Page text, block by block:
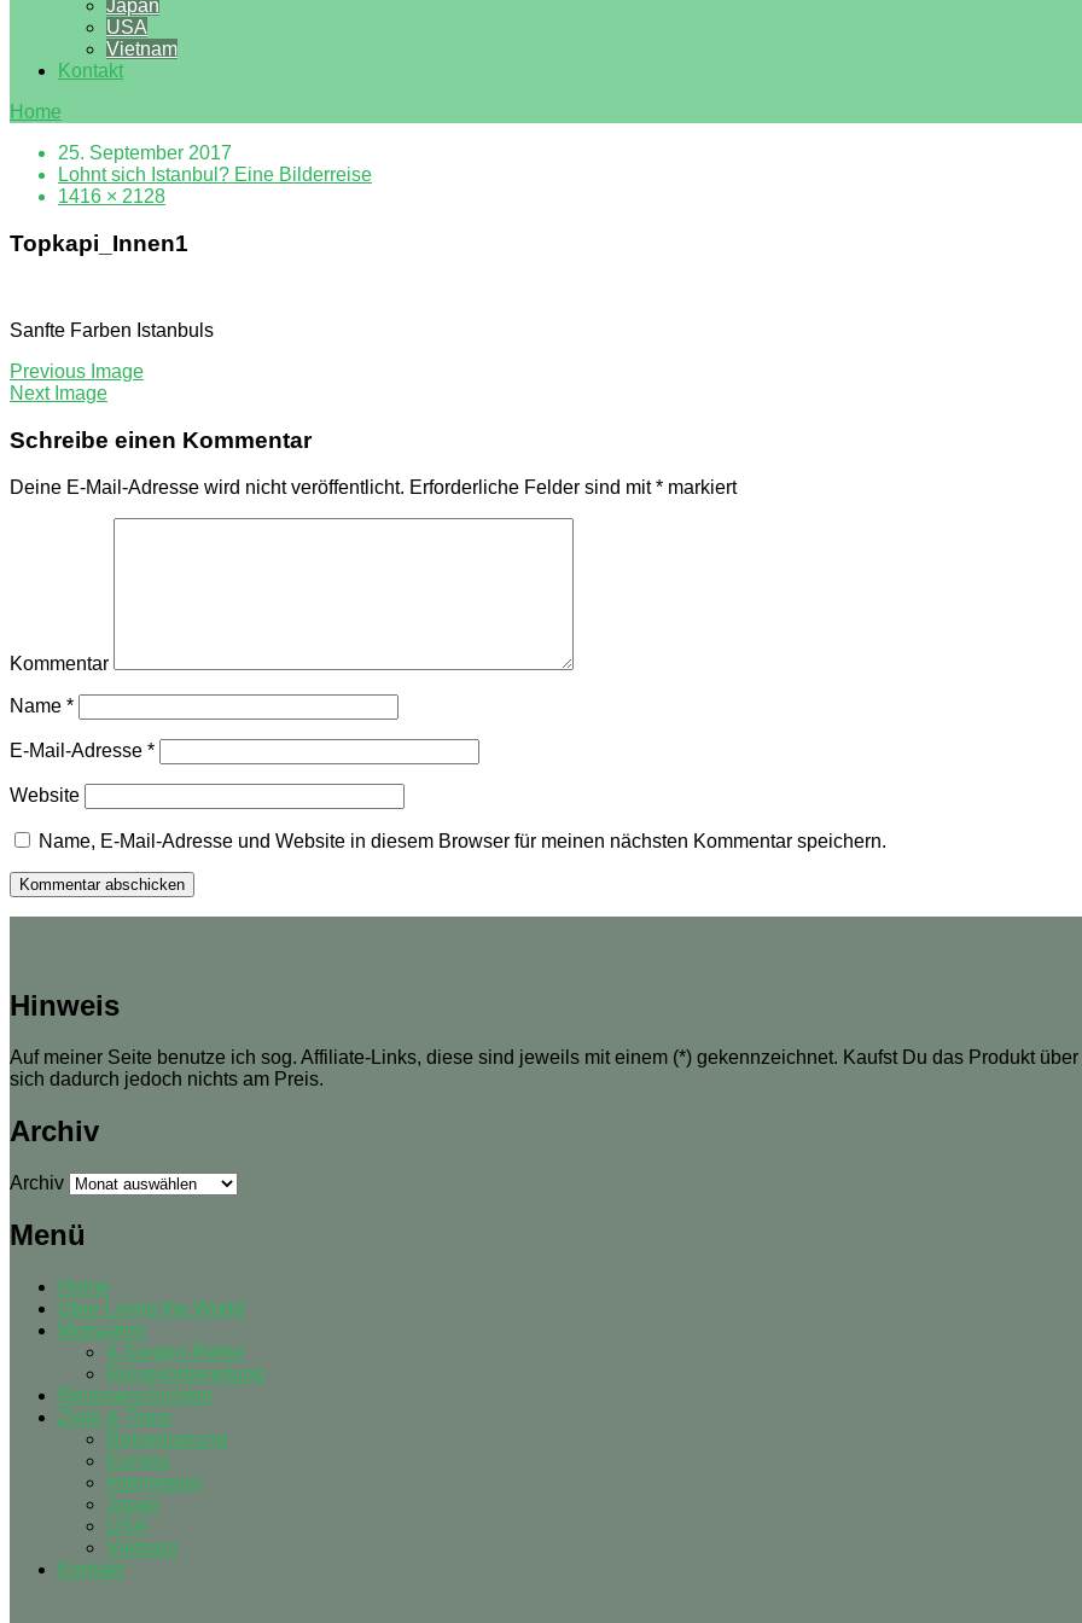
Japan
USA
Vietnam
Kontakt
Home
25. September 2017
Lohnt sich Istanbul? Eine Bilderreise
1416 × 2128
Topkapi_Innen1
Sanfte Farben Istanbuls
Previous Image
Next Image
Schreibe einen Kommentar
Deine E-Mail-Adresse wird nicht veröffentlicht. Erforderliche Felder sind mit* markiert
Kommentar
Name *
E-Mail-Adresse *
Website
Name, E-Mail-Adresse und Website in diesem Browser für meinen nächsten Kommentar speichern.
Hinweis
Auf meiner Seite benutze ich sog. Affiliate-Links, diese sind jeweils mit einem (*) gekennzeichnet. Kaufst Du das Produkt
sich dadurch jedoch nichts am Preis.
Archiv
Archiv
Menü
Home
Über Living the World
Motivation
4-Sorgen-Reihe
Reisevorbereitung
Reisegeschichten
Ziele & Tipps
Reiseplanung
Europa
Indonesien
Japan
USA
Vietnam
Kontakt